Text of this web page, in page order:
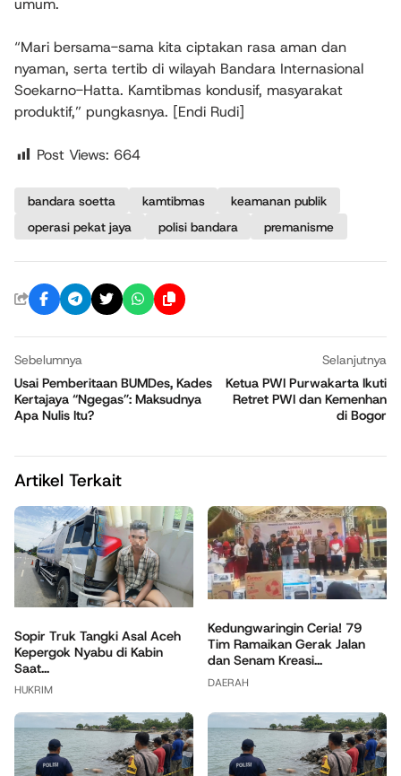
umum.
“Mari bersama-sama kita ciptakan rasa aman dan
nyaman, serta tertib di wilayah Bandara Internasional
Soekarno-Hatta. Kamtibmas kondusif, masyarakat
produktif,” pungkasnya. [Endi Rudi]
Post Views: 664
bandara soetta kamtibmas
keamanan publik
operasi pekat jaya
polisi bandara premanisme
Sebelumnya
Usai Pemberitaan BUMDes, Kades
Kertajaya “Ngegas”: Maksudnya
Apa Nulis Itu?
Selanjutnya
Ketua PWI Purwakarta Ikuti
Retret PWI dan Kemenhan
di Bogor
Artikel Terkait
Sopir Truk Tangki Asal Aceh
Kepergok Nyabu di Kabin
Saat...
HUKRIM
Kedungwaringin Ceria! 79
Tim Ramaikan Gerak Jalan
dan Senam Kreasi...
DAERAH